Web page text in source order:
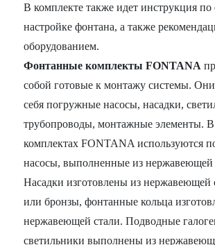
В комплекте также идет инструкция по
настройке фонтана, а также
оборудованием.
Фонтанные комплекты FONTANA
собой готовые к монтажу системы.
себя погружные насосы, насадки,
трубопроводы, монтажные элементы.
комплектах FONTANA используются
насосы, выполненные из нержавеющей
Насадки изготовлены из нержавеющей
или бронзы, фонтанные кольца
нержавеющей стали. Подводные
светильники выполнены из